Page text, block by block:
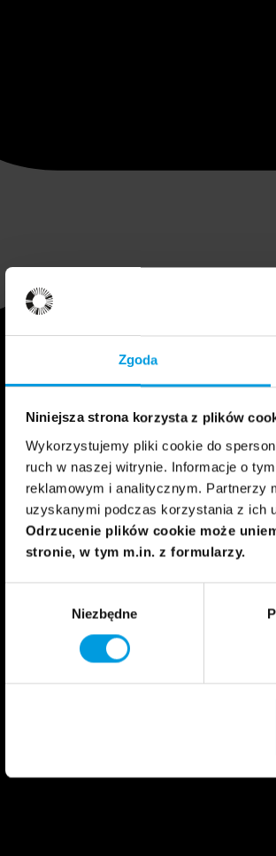
Zgoda
Niniejsza strona korzysta z plików
Wykorzystujemy pliki cookie do
ruch w naszej witrynie. Informacje o
reklamowym i analitycznym. Partnerzy
uzyskanymi podczas korzystania z ich
Odrzucenie plików cookie może
stronie, w tym m.in. z formularzy.
Niezbędne